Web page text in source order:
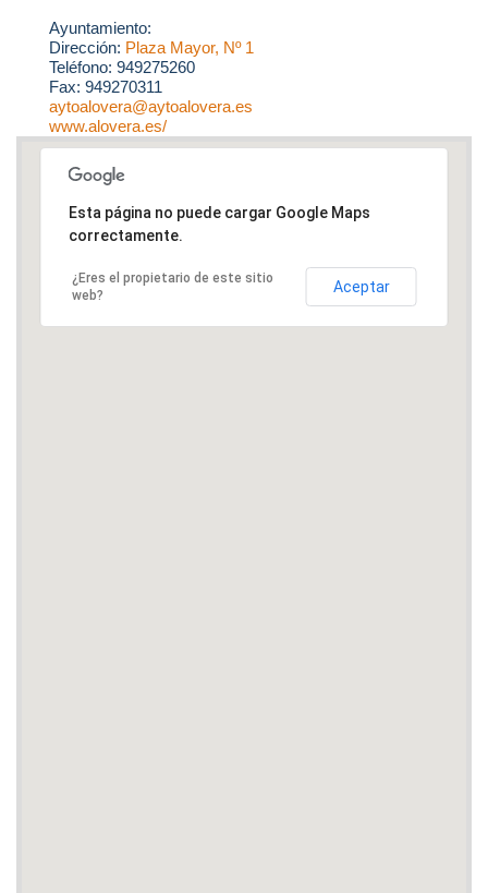
Ayuntamiento:
Dirección: Plaza Mayor, Nº 1
Teléfono: 949275260
Fax: 949270311
aytoalovera@aytoalovera.es
www.alovera.es/
Esta página no puede cargar Google Maps
correctamente.
¿Eres el propietario de este sitio
web?
Aceptar